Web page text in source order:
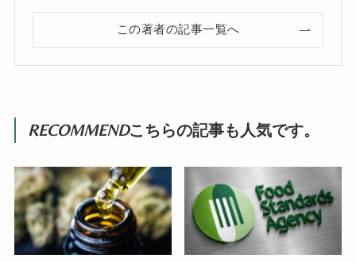
この著者の記事一覧へ
RECOMMENDこちらの記事も人気です。